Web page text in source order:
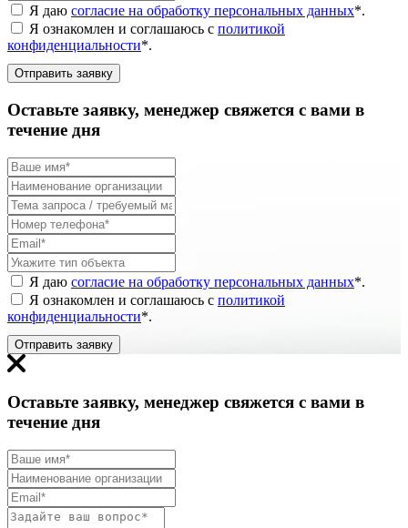
Я даю согласие на обработку персональных данных*.
Я ознакомлен и соглашаюсь с политикой
конфиденциальности*.
Отправить заявку
Оставьте заявку, менеджер свяжется с вами в
течение дня
Я даю согласие на обработку персональных данных*.
Я ознакомлен и соглашаюсь с политикой
конфиденциальности*.
Отправить заявку
Оставьте заявку, менеджер свяжется с вами в
течение дня